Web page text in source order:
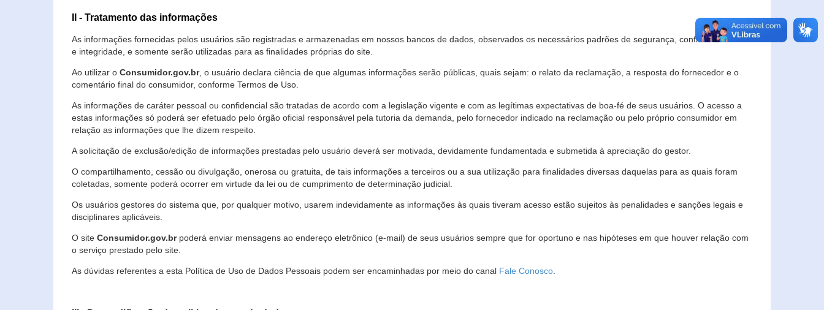
II - Tratamento das informações
As informações fornecidas pelos usuários são registradas e armazenadas em nossos bancos de dados, observados os necessários padrões de segurança, confidencialidade
e integridade, e somente serão utilizadas para as finalidades próprias do site.
Ao utilizar o Consumidor.gov.br, o usuário declara ciência de que algumas informações serão públicas, quais sejam: o relato da reclamação, a resposta do fornecedor e o
comentário final do consumidor, conforme Termos de Uso.
As informações de caráter pessoal ou confidencial são tratadas de acordo com a legislação vigente e com as legítimas expectativas de boa-fé de seus usuários. O acesso a
estas informações só poderá ser efetuado pelo órgão oficial responsável pela tutoria da demanda, pelo fornecedor indicado na reclamação ou pelo próprio consumidor em
relação as informações que lhe dizem respeito.
A solicitação de exclusão/edição de informações prestadas pelo usuário deverá ser motivada, devidamente fundamentada e submetida à apreciação do gestor.
O compartilhamento, cessão ou divulgação, onerosa ou gratuita, de tais informações a terceiros ou a sua utilização para finalidades diversas daquelas para as quais foram
coletadas, somente poderá ocorrer em virtude da lei ou de cumprimento de determinação judicial.
Os usuários gestores do sistema que, por qualquer motivo, usarem indevidamente as informações às quais tiveram acesso estão sujeitos às penalidades e sanções legais e
disciplinares aplicáveis.
O site Consumidor.gov.brpoderá enviar mensagens ao endereço eletrônico (e-mail) de seus usuários sempre que for oportuno e nas hipóteses em que houver relação com
o serviço prestado pelo site.
As dúvidas referentes a esta Política de Uso de Dados Pessoais podem ser encaminhadas por meio do canal Fale Conosco